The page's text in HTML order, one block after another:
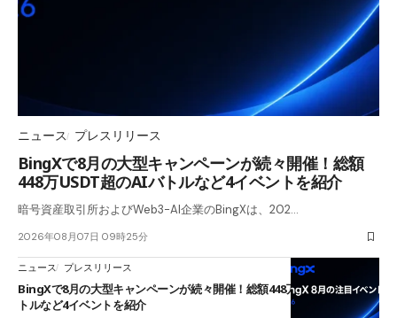
ニュース プレスリリース
BingXで8月の大型キャンペーンが続々開催！総額
448万USDT超のAIバトルなど4イベントを紹介
暗号資産取引所およびWeb3-AI企業のBingXは、202…
2026年08月07日 09時25分
ニュース プレスリリース
BingXで8月の大型キャンペーンが続々開催！総額448万USDT超のAIバ
トルなど4イベントを紹介